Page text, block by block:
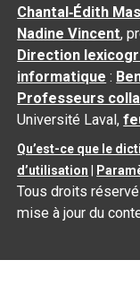
Chantal‑Édith
Nadine Vincent,
Direction
informatique :
Professeurs
Université Laval,
Qu’est-ce que le
d’utilisation
Tous droits
mise à jour du